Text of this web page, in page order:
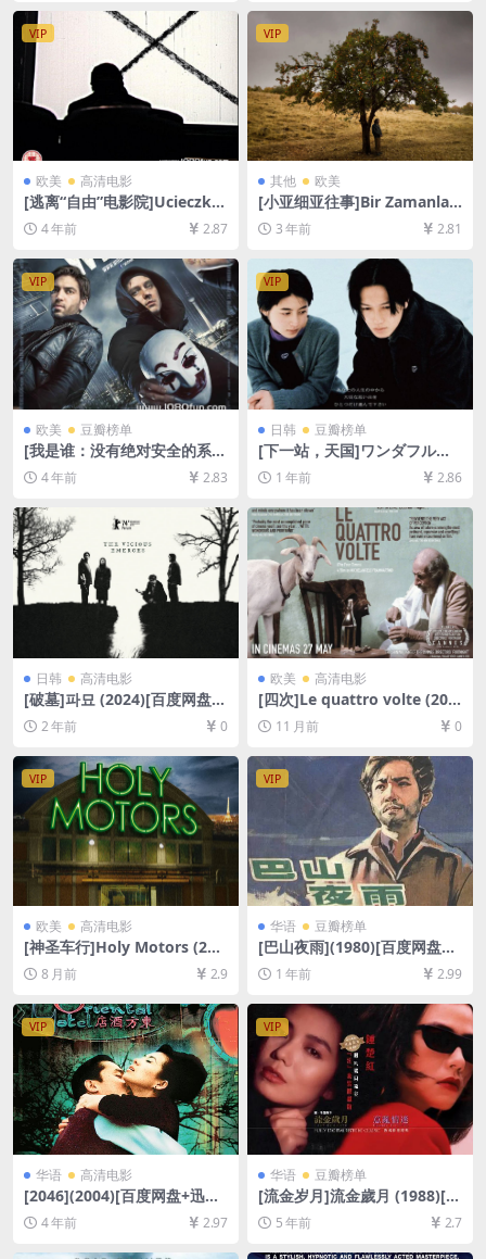
VIP
欧美 高清电影
[逃离“自由”电影院]Ucieczka
z kina ‘Wolność’ (1990)[百
度网盘+迅雷云盘资源1080P
超清未删减][MP4/5.2GB][中
文字幕]
4 年前 2.87
VIP
其他 欧美
[小亚细亚往事]Bir Zamanlar
Anadolu’da (2011)[百度网盘
+夸克网盘1080P超清未删减
资源][网盘在线播放/下载][MP
4/10GB][中文字幕]
3 年前 2.81
VIP
欧美 豆瓣榜单
[我是谁：没有绝对安全的系
统]Who Am I – Kein System
ist sicher (2014)[百度网盘
+迅雷云盘资源1080P超清未
删减][MP4/6.6GB][中文字幕]
4 年前 2.83
VIP
日韩 豆瓣榜单
[下一站，天国]ワンダフルラ
イフ (1998)[百度网盘+夸克网
盘1080P超清未删减资源][网
盘在线播放/下载][MP4/8.3G
B][中文字幕]
1 年前 2.86
日韩 高清电影
[破墓]파묘 (2024)[百度网盘
+夸克网盘1080P超清未删减
资源][网盘在线播放/下载][MP
2 年前 0
欧美 高清电影
[四次]Le quattro volte (201
0)[百度网盘+夸克网盘720P高
清未删减资源][网盘在线播放/
11 月前 0
VIP
欧美 高清电影
[神圣车行]Holy Motors (201
2)[百度网盘+夸克网盘1080P
超清未删减资源][网盘在线播
放/下载][MP4/7GB][中文字
幕]
8 月前 2.9
VIP
华语 豆瓣榜单
[巴山夜雨](1980)[百度网盘
+夸克网盘1080P超清未删减
资源][网盘在线播放/下载][MP
4/5GB][中文字幕]
1 年前 2.99
VIP
华语 高清电影
[2046](2004)[百度网盘+迅雷
云盘资源1080P超清未删减]
[MP4/7.9GB][原声中字]
4 年前 2.97
VIP
华语 豆瓣榜单
[流金岁月]流金歲月 (1988)[百
度网盘+迅雷云盘资源1080P
超清未删减][MP4/3.5GB][粤
语中字]
5 年前 2.7